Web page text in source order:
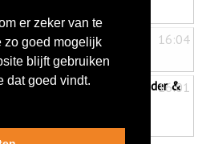
16:04
FeestDJ Bas
16:01
Genee & Wesley Sneijder &
er zeker van te
zo goed mogelijk
blijft gebruiken
dat goed vindt.